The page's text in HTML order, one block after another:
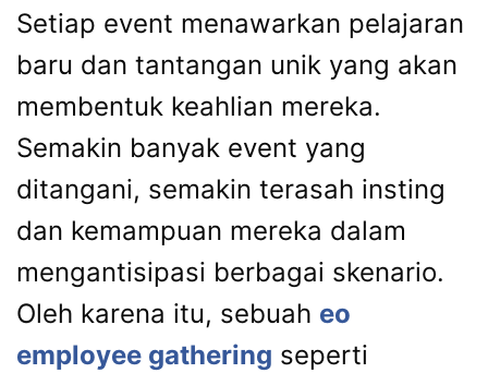
Setiap event menawarkan pelajaran
baru dan tantangan unik yang akan
membentuk keahlian mereka.
Semakin banyak event yang
ditangani, semakin terasah insting
dan kemampuan mereka dalam
mengantisipasi berbagai skenario.
Oleh karena itu, sebuah eo
employee gathering seperti